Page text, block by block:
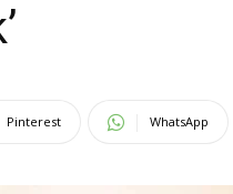
Pinterest WhatsApp